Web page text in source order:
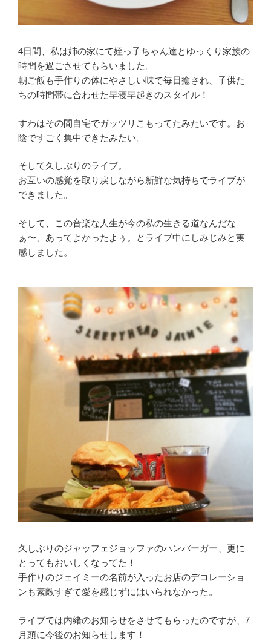
4日間、私は姉の家にて姪っ子ちゃん達とゆっくり家族の
時間を過ごさせてもらいました。
朝ご飯も手作りの体にやさしい味で毎日癒され、子供た
ちの時間帯に合わせた早寝早起きのスタイル！
すわはその間自宅でガッツリこもってたみたいです。お
陰ですごく集中できたみたい。
そして久しぶりのライブ。
お互いの感覚を取り戻しながら新鮮な気持ちでライブが
できました。
そして、この音楽な人生が今の私の生きる道なんだな
ぁ〜、あってよかったよぅ。とライブ中にしみじみと実
感しました。
久しぶりのジャッフェジョッファのハンバーガー、更に
とってもおいしくなってた！
手作りのジェイミーの名前が入ったお店のデコレーショ
ンも素敵すぎて愛を感じずにはいられなかった。
ライブでは内緒のお知らせをさせてもらったのですが、7
月頭に今後のお知らせします！